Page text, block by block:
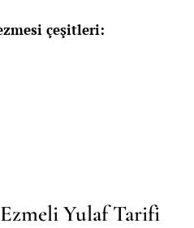
çeşitleri:
Yulaf Tarifi